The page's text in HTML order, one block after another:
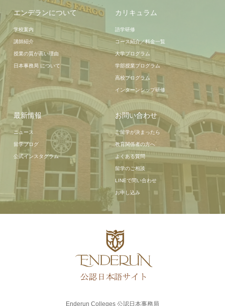
エンデランについて
学校案内
講師紹介
授業の質が高い理由
日本事務局 について
カリキュラム
語学研修
コース紹介／料金一覧
大学プログラム
学部授業プログラム
高校プログラム
インターンシップ研修
最新情報
ニュース
留学ブログ
公式インスタグラム
お問い合わせ
ご留学が決まったら
教育関係者の方へ
よくある質問
留学のご相談
LINEで問い合わせ
お申し込み
Enderun Colleges 公認日本事務局